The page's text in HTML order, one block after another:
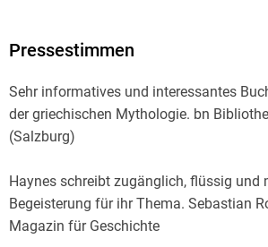
Pressestimmen
Sehr informatives und interessantes
der griechischen Mythologie. bn
(Salzburg)
Haynes schreibt zugänglich, flüssig und
Begeisterung für ihr Thema. Sebastian
Magazin für Geschichte